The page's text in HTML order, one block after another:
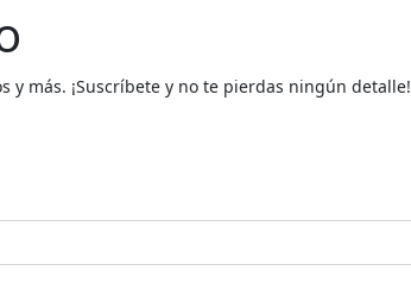
y más. ¡Suscríbete y no te pierdas ningún detalle!